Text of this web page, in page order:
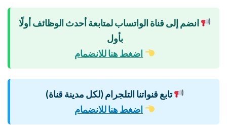
انضم إلى قناة الواتساب لمتابعة أحدث الوظائف أولًا
بأول
اضغط هنا للانضمام
تابع قنواتنا التلجرام (لكل مدينة قناة)
اضغط هنا للانضمام